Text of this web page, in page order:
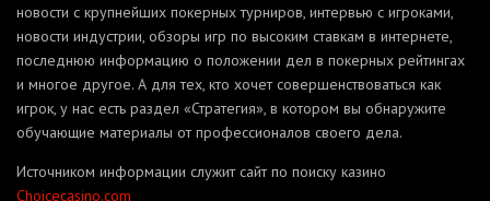
новости с крупнейших покерных турниров, интервью с игроками,
новости индустрии, обзоры игр по высоким ставкам в интернете,
последнюю информацию о положении дел в покерных рейтингах
и многое другое. А для тех, кто хочет совершенствоваться как
игрок, у нас есть раздел «Стратегия», в котором вы обнаружите
обучающие материалы от профессионалов своего дела.
Источником информации служит сайт по поиску казино
Сhoicecasino.com